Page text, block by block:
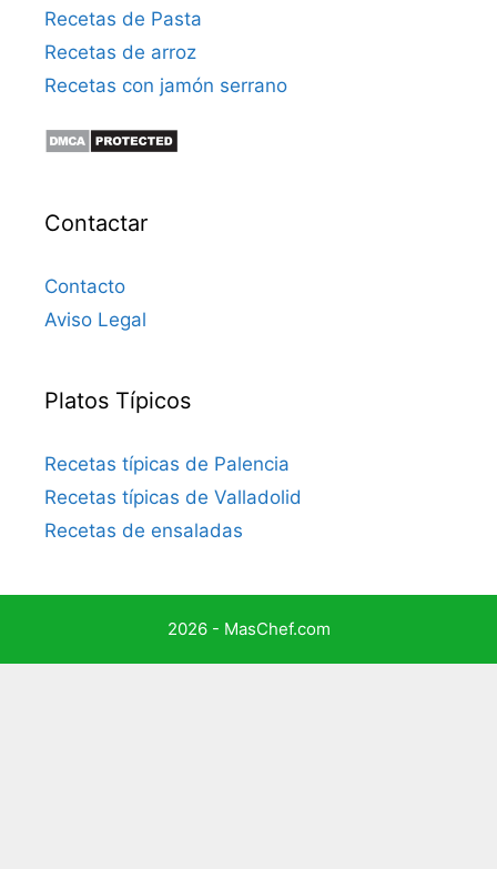
Recetas de Pasta
Recetas de arroz
Recetas con jamón serrano
Contactar
Contacto
Aviso Legal
Platos Típicos
Recetas típicas de Palencia
Recetas típicas de Valladolid
Recetas de ensaladas
2026 - MasChef.com